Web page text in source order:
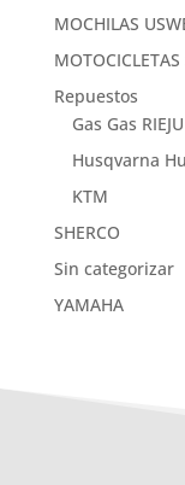
MOCHILAS
MOTOCICLETAS
Repuestos
Gas Gas RIEJU
Husqvarna
KTM
SHERCO
Sin categorizar
YAMAHA